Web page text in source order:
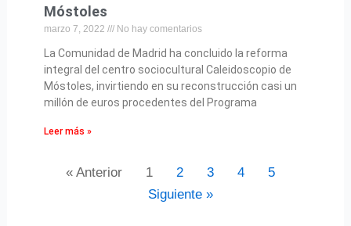
Móstoles
marzo 7, 2022 No hay comentarios
La Comunidad de Madrid ha concluido la reforma
integral del centro sociocultural Caleidoscopio de
Móstoles, invirtiendo en su reconstrucción casi un
millón de euros procedentes del Programa
Leer más »
« Anterior 1 2 3 4
5
Siguiente »